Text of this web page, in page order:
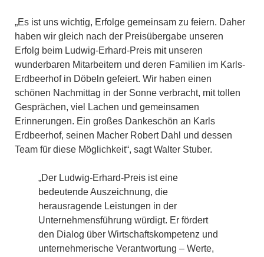
„Es ist uns wichtig, Erfolge gemeinsam zu feiern. Daher
haben wir gleich nach der Preisübergabe unseren
Erfolg beim Ludwig-Erhard-Preis mit unseren
wunderbaren Mitarbeitern und deren Familien im Karls-
Erdbeerhof in Döbeln gefeiert. Wir haben einen
schönen Nachmittag in der Sonne verbracht, mit tollen
Gesprächen, viel Lachen und gemeinsamen
Erinnerungen. Ein großes Dankeschön an Karls
Erdbeerhof, seinen Macher Robert Dahl und dessen
Team für diese Möglichkeit“, sagt Walter Stuber.
„Der Ludwig-Erhard-Preis ist eine
bedeutende Auszeichnung, die
herausragende Leistungen in der
Unternehmensführung würdigt. Er fördert
den Dialog über Wirtschaftskompetenz und
unternehmerische Verantwortung – Werte,